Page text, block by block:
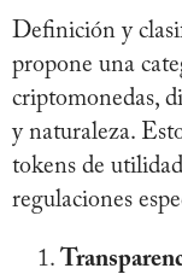
Definición y
propone una
criptomonedas,
y naturaleza.
tokens de
regulaciones